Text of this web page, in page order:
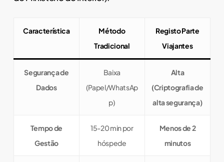
Característica
Método
Tradicional
Registo Parte
Viajantes
Segurança de
Dados
Baixa
(Papel/WhatsAp
p)
Alta
(Criptografia de
alta segurança)
Tempo de
Gestão
15-20 min por
hóspede
Menos de 2
minutos